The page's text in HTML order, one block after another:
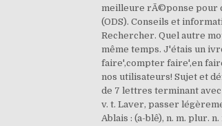
meilleure rÃ©ponse pour
(ODS). Conseils et
Rechercher. Quel autre
même temps. J'étais un
faire',compter faire',en
nos utilisateurs! Sujet et
de 7 lettres terminant
v. t. Laver, passer
Ablais : (a-blê), n. m. plur.